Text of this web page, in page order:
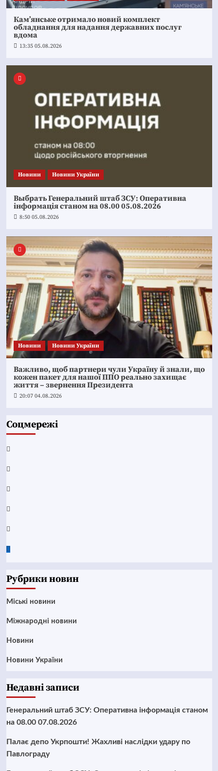
Кам’янське отримало новий комплект
обладнання для надання державних послуг
вдома
13:35 05.08.2026
Новини Новини України
Выбрать Генеральний штаб ЗСУ: Оперативна
інформація станом на 08.00 05.08.2026
8:50 05.08.2026
Новини Новини України
Важливо, щоб партнери чули Україну й знали, що
кожен пакет для нашої ППО реально захищає
життя – звернення Президента
20:07 04.08.2026
Соцмережі
Facebook
YouTube
Telegram
Instagram
Twitter
Google
Рубрики новин
Mіські новини
Міжнародні новини
Новини
Новини України
Недавні записи
Генеральний штаб ЗСУ: Оперативна інформація станом
на 08.00 07.08.2026
Палає депо Укрпошти! Жахливі наслідки удару по
Павлограду